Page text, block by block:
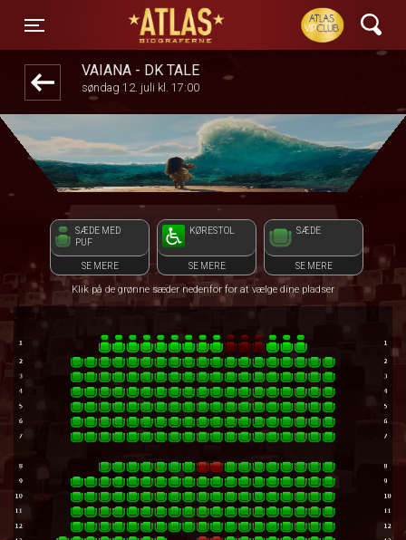
Toggle navigation
ATLAS Biograferne
VAIANA - DK TALE
søndag 12. juli kl. 17:00
SÆDE MED
PUF
SE MERE
KØRESTOL
SE MERE
SÆDE
SE MERE
Klik på de grønne sæder nedenfor for at vælge dine pladser
front05-temp 052447